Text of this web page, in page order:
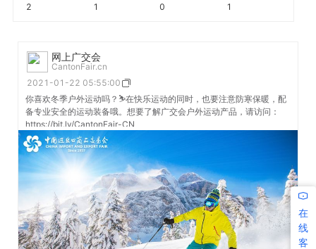
2
1
0
1
网上广交会
CantonFair.cn
2021-01-22 05:55:00
你喜欢冬季户外运动吗？⛷在快乐运动的同时，也要注意防寒保暖，配
备专业安全的运动装备哦。想要了解广交会户外运动产品，请访问：
https://bit.ly/CantonFair-CN
在
线
客